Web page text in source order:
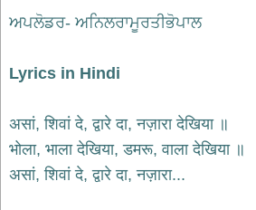
raam
bhajans
गुरुदेव
भजन
विविध
भजन
miscellaneous
ਅਪਲੋਡਰ- ਅਨਿਲਰਾਮੂਰਤੀਭੋਪਾਲ
Lyrics in Hindi
असां, शिवां दे, द्वारे दा, नज़ारा देखिया ॥
भोला, भाला देखिया, डमरू, वाला देखिया ॥
असां, शिवां दे, द्वारे दा, नज़ारा...